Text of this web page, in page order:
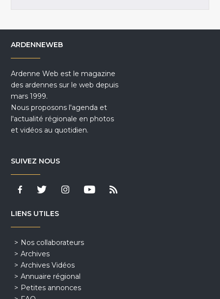
ARDENNEWEB
Ardenne Web est le magazine
des ardennes sur le web depuis
mars 1999.
Nous proposons l'agenda et
l'actualité régionale en photos
et vidéos au quotidien.
SUIVEZ NOUS
LIENS UTILES
Nos collaborateurs
Archives
Archives Vidéos
Annuaire régional
Petites annonces